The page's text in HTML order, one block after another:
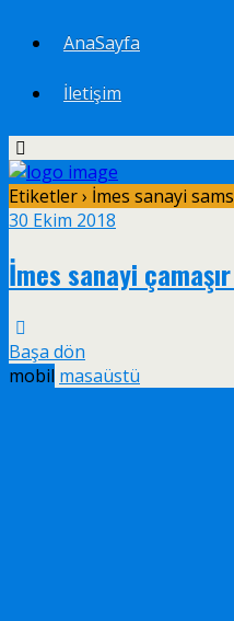
AnaSayfa
İletişim
Etiketler › İmes sanayi
30 Ekim 2018
İmes sanayi
Başa dön
mobil masaüstü